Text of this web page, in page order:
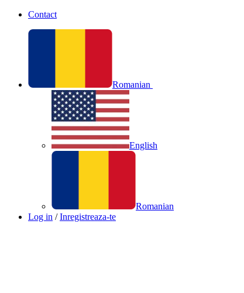
Contact
Romanian
English
Romanian
Log in / Inregistreaza-te